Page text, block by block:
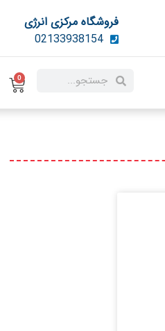
فروشگاه مرکزی انرژی
02133938154
0